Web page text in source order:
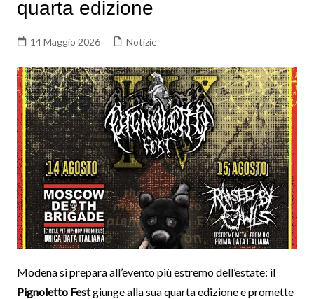
quarta edizione
14 Maggio 2026 Notizie
Modena si prepara all’evento più estremo dell’estate: il
Pignoletto Festgiunge alla sua quarta edizione e promette